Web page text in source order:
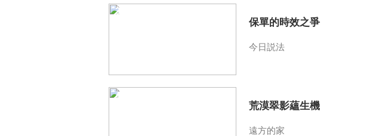
保單的時效之爭
今日説法
3
荒漠翠影蘊生機
遠方的家
4